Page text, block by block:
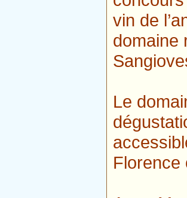
vin de
domaine
Le
Florence